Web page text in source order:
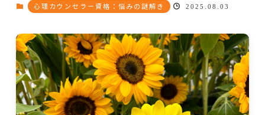
心理カウンセラー資格：悩みの謎解き 2025.08.03